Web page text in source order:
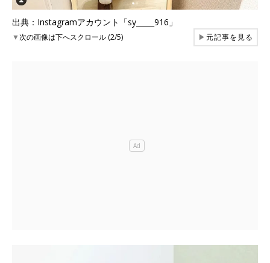
出典：Instagramアカウント「sy_____916」
▼次の画像は下へスクロール (2/5) ▶元記事を見る